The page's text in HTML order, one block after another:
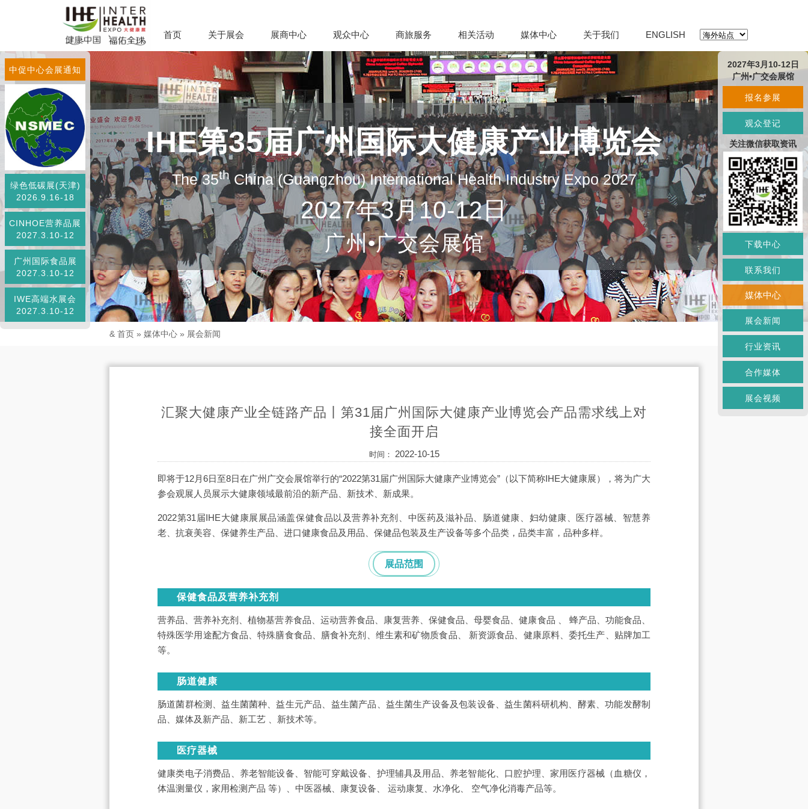
首页 关于展会 展商中心 观众中心 商旅服务 相关活动 媒体中心 关于我们 ENGLISH
IHE第35届广州国际大健康产业博览会
The 35thChina (Guangzhou) International Health Industry Expo 2027
2027年3月10-12日
广州•广交会展馆
中促中心会展通知
绿色低碳展(天津)
2026.9.16-18
CINHOE营养品展
2027.3.10-12
广州国际食品展
2027.3.10-12
IWE高端水展会
2027.3.10-12
& 首页 » 媒体中心 » 展会新闻
汇聚大健康产业全链路产品丨第31届广州国际大健康产业博览会产品需求线上对
接全面开启
时间： 2022-10-15
即将于12月6日至8日在广州广交会展馆举行的“2022第31届广州国际大健康产业博览会”（以下简称IHE大健康展），将为广大
参会观展人员展示大健康领域最前沿的新产品、新技术、新成果。
2022第31届IHE大健康展展品涵盖保健食品以及营养补充剂、中医药及滋补品、肠道健康、妇幼健康、医疗器械、智慧养
老、抗衰美容、保健养生产品、进口健康食品及用品、保健品包装及生产设备等多个品类，品类丰富，品种多样。
展品范围
保健食品及营养补充剂
营养品、营养补充剂、植物基营养食品、运动营养食品、康复营养、保健食品、母婴食品、健康食品 、 蜂产品、功能食品、
特殊医学用途配方食品、特殊膳食食品、膳食补充剂、维生素和矿物质食品、 新资源食品、健康原料、委托生产、贴牌加工
等。
肠道健康
肠道菌群检测、益生菌菌种、益生元产品、益生菌产品、益生菌生产设备及包装设备、益生菌科研机构、酵素、功能发酵制
品、媒体及新产品、新工艺 、新技术等。
医疗器械
健康类电子消费品、养老智能设备、智能可穿戴设备、护理辅具及用品、养老智能化、口腔护理、家用医疗器械（血糖仪，
体温测量仪，家用检测产品 等）、中医器械、康复设备、 运动康复、水净化、 空气净化消毒产品等。
2027年3月10-12日
广州•广交会展馆
报名参展
观众登记
关注微信获取资讯
下载中心
联系我们
媒体中心
展会新闻
行业资讯
合作媒体
展会视频